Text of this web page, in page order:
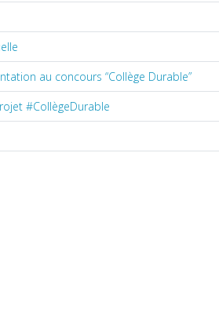
au concours “Collège Durable”
#CollègeDurable